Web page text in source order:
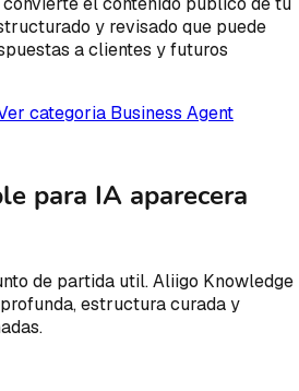
y revisado que puede
a clientes y futuros
categoria Business Agent
para IA aparecera
de partida util. Aliigo Knowledge
estructura curada y